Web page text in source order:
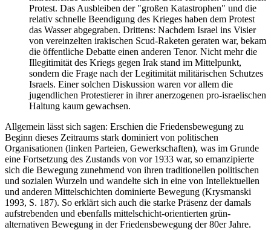
Protest. Das Ausbleiben der "großen Katastrophen" und die
relativ schnelle Beendigung des Krieges haben dem Protest
das Wasser abgegraben. Drittens: Nachdem Israel ins Visier
von vereinzelten irakischen Scud-Raketen geraten war, bekam
die öffentliche Debatte einen anderen Tenor. Nicht mehr die
Illegitimität des Kriegs gegen Irak stand im Mittelpunkt,
sondern die Frage nach der Legitimität militärischen Schutzes
Israels. Einer solchen Diskussion waren vor allem die
jugendlichen Protestierer in ihrer anerzogenen pro-israelischen
Haltung kaum gewachsen.
Allgemein lässt sich sagen: Erschien die Friedensbewegung zu
Beginn dieses Zeitraums stark dominiert von politischen
Organisationen (linken Parteien, Gewerkschaften), was im Grunde
eine Fortsetzung des Zustands von vor 1933 war, so emanzipierte
sich die Bewegung zunehmend von ihren traditionellen politischen
und sozialen Wurzeln und wandelte sich in eine von Intellektuellen
und anderen Mittelschichten dominierte Bewegung (Krysmanski
1993, S. 187). So erklärt sich auch die starke Präsenz der damals
aufstrebenden und ebenfalls mittelschicht-orientierten grün-
alternativen Bewegung in der Friedensbewegung der 80er Jahre.